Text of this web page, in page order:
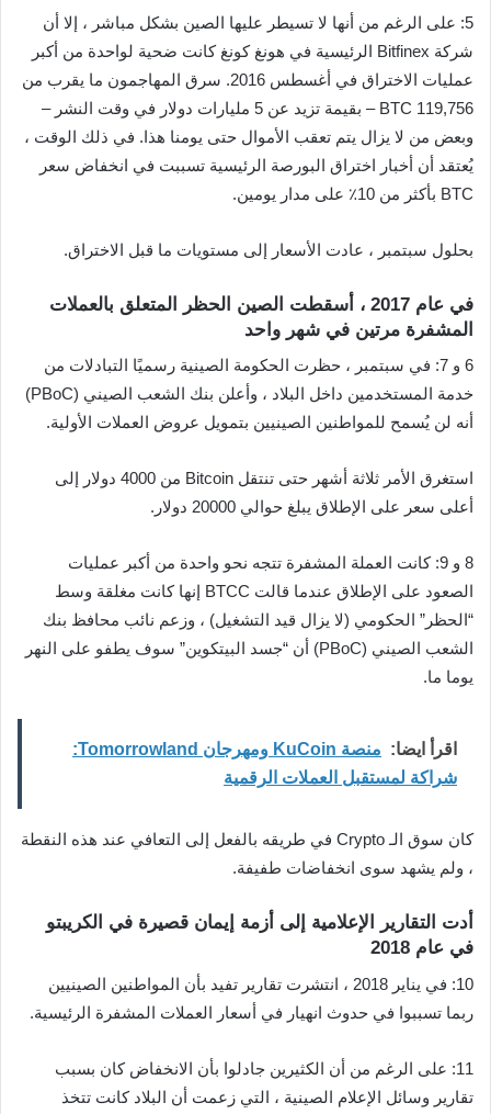
5: على الرغم من أنها لا تسيطر عليها الصين بشكل مباشر ، إلا أن
شركة Bitfinex الرئيسية في هونغ كونغ كانت ضحية لواحدة من أكبر
عمليات الاختراق في أغسطس 2016. سرق المهاجمون ما يقرب من
119,756 BTC – بقيمة تزيد عن 5 مليارات دولار في وقت النشر –
وبعض من لا يزال يتم تعقب الأموال حتى يومنا هذا. في ذلك الوقت ،
يُعتقد أن أخبار اختراق البورصة الرئيسية تسببت في انخفاض سعر
BTC بأكثر من 10٪ على مدار يومين.
بحلول سبتمبر ، عادت الأسعار إلى مستويات ما قبل الاختراق.
في عام 2017 ، أسقطت الصين الحظر المتعلق بالعملات
المشفرة مرتين في شهر واحد
6 و 7: في سبتمبر ، حظرت الحكومة الصينية رسميًا التبادلات من
خدمة المستخدمين داخل البلاد ، وأعلن بنك الشعب الصيني (PBoC)
أنه لن يُسمح للمواطنين الصينيين بتمويل عروض العملات الأولية.
استغرق الأمر ثلاثة أشهر حتى تنتقل Bitcoin من 4000 دولار إلى
أعلى سعر على الإطلاق يبلغ حوالي 20000 دولار.
8 و 9: كانت العملة المشفرة تتجه نحو واحدة من أكبر عمليات
الصعود على الإطلاق عندما قالت BTCC إنها كانت مغلقة وسط
“الحظر” الحكومي (لا يزال قيد التشغيل) ، وزعم نائب محافظ بنك
الشعب الصيني (PBoC) أن “جسد البيتكوين” سوف يطفو على النهر
يوما ما.
اقرأ ايضا:
منصة KuCoin ومهرجان Tomorrowland:
شراكة لمستقبل العملات الرقمية
كان سوق الـ Crypto في طريقه بالفعل إلى التعافي عند هذه النقطة
، ولم يشهد سوى انخفاضات طفيفة.
أدت التقارير الإعلامية إلى أزمة إيمان قصيرة في الكريبتو
في عام 2018
10: في يناير 2018 ، انتشرت تقارير تفيد بأن المواطنين الصينيين
ربما تسببوا في حدوث انهيار في أسعار العملات المشفرة الرئيسية.
11: على الرغم من أن الكثيرين جادلوا بأن الانخفاض كان بسبب
تقارير وسائل الإعلام الصينية ، التي زعمت أن البلاد كانت تتخذ